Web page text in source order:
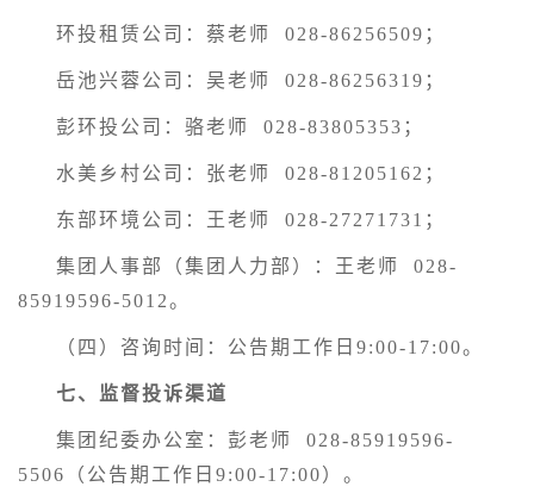
环投租赁公司：蔡老师 028-86256509；
岳池兴蓉公司：吴老师 028-86256319；
彭环投公司：骆老师 028-83805353；
水美乡村公司：张老师 028-81205162；
东部环境公司：王老师 028-27271731；
集团人事部（集团人力部）：王老师 028-
85919596-5012。
（四）咨询时间：公告期工作日9:00-17:00。
七、监督投诉渠道
集团纪委办公室：彭老师 028-85919596-
5506（公告期工作日9:00-17:00）。